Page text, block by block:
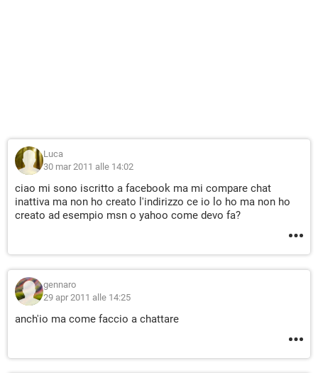
Luca
30 mar 2011 alle 14:02
ciao mi sono iscritto a facebook ma mi compare chat
inattiva ma non ho creato l'indirizzo ce io lo ho ma non ho
creato ad esempio msn o yahoo come devo fa?
gennaro
29 apr 2011 alle 14:25
anch'io ma come faccio a chattare